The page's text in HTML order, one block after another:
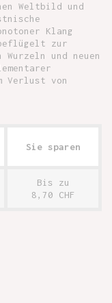
Weltbild und
Klang
zur
und neuen
Verlust von
Sie sparen
Bis zu
8,70 CHF